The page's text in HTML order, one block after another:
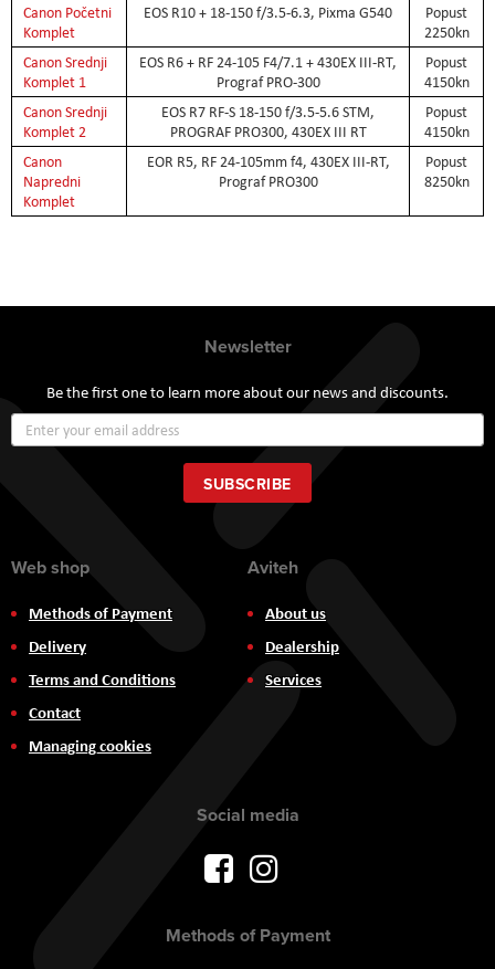
Canon Početni
Komplet
EOS R10 + 18-150 f/3.5-6.3, Pixma G540
Popust
2250kn
Canon Srednji
Komplet 1
EOS R6 + RF 24-105 F4/7.1 + 430EX III-RT,
Prograf PRO-300
Popust
4150kn
Canon Srednji
Komplet 2
EOS R7 RF-S 18-150 f/3.5-5.6 STM,
PROGRAF PRO300, 430EX III RT
Popust
4150kn
Canon
Napredni
Komplet
EOR R5, RF 24-105mm f4, 430EX III-RT,
Prograf PRO300
Popust
8250kn
Newsletter
Be the first one to learn more about our news and discounts.
Up
for
Our
Newsletter:
SUBSCRIBE
Web shop
Methods of Payment
Delivery
Terms and Conditions
Contact
Managing cookies
Aviteh
About us
Dealership
Services
Social media
Methods of Payment